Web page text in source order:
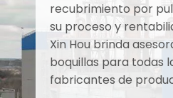
recubrimiento por
su proceso y
Xin Hou brinda
boquillas para todas
fabricantes de